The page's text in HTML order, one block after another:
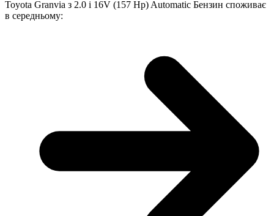
Toyota Granvia з 2.0 i 16V (157 Hp) Automatic Бензин споживає
в середньому: